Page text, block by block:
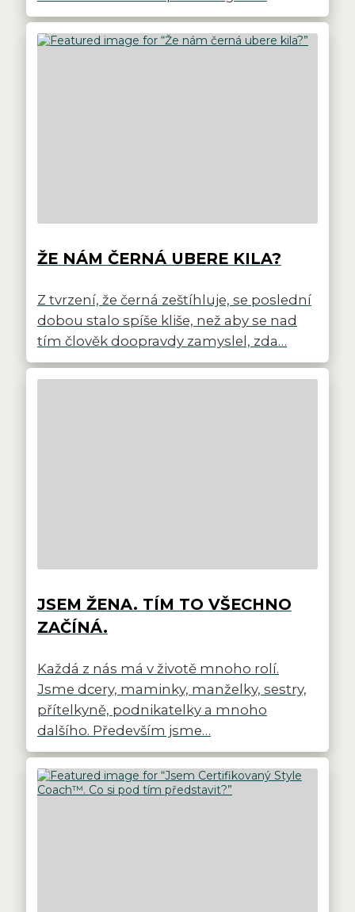
ŽE NÁM ČERNÁ UBERE KILA?
Z tvrzení, že černá zeštíhluje, se poslední
dobou stalo spíše kliše, než aby se nad
tím člověk doopravdy zamyslel, zda…
JSEM ŽENA. TÍM TO VŠECHNO
ZAČÍNÁ.
Každá z nás má v životě mnoho rolí.
Jsme dcery, maminky, manželky, sestry,
přítelkyně, podnikatelky a mnoho
dalšího. Především jsme…